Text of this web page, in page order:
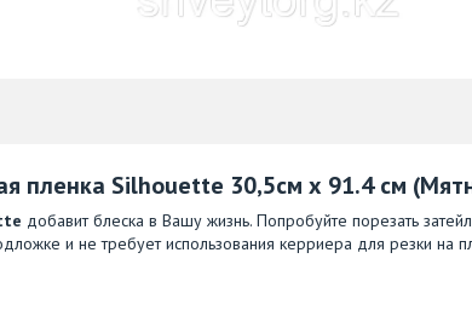
пленка Silhouette 30,5см х 91.4 см
добавит блеска в Вашу жизнь. Попробуйте порезать
и не требует использования керриера для резки на